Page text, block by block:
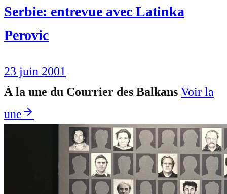
Serbie: entrevue avec Latinka
Perovic
23 juin 2001
À la une du Courrier des Balkans Voir la
une